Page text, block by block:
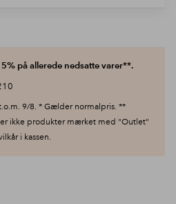
på allerede nedsatte varer**.
9/8. * Gælder normalpris. **
ikke produkter mærket med "Outlet"
i kassen.